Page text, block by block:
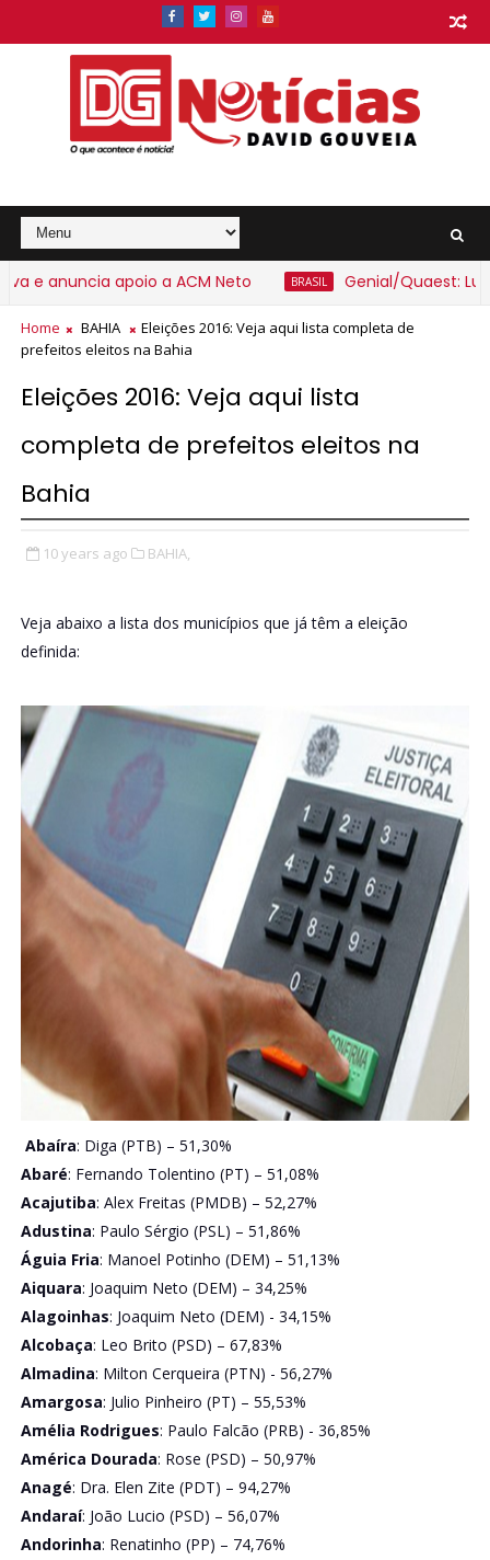
apoio a ACM Neto BRASIL Genial/Quaest: Lula lidera
Home BAHIA
Eleições 2016: Veja aqui lista completa de
prefeitos eleitos na Bahia
Eleições 2016: Veja aqui lista
completa de prefeitos eleitos na
Bahia
10 years ago BAHIA,
Veja abaixo a lista dos municípios que já têm a eleição
definida:
Abaíra: Diga (PTB) – 51,30%
Abaré: Fernando Tolentino (PT) – 51,08%
Acajutiba: Alex Freitas (PMDB) – 52,27%
Adustina: Paulo Sérgio (PSL) – 51,86%
Águia Fria: Manoel Potinho (DEM) – 51,13%
Aiquara: Joaquim Neto (DEM) – 34,25%
Alagoinhas: Joaquim Neto (DEM) - 34,15%
Alcobaça: Leo Brito (PSD) – 67,83%
Almadina: Milton Cerqueira (PTN) - 56,27%
Amargosa: Julio Pinheiro (PT) – 55,53%
Amélia Rodrigues: Paulo Falcão (PRB) - 36,85%
América Dourada: Rose (PSD) – 50,97%
Anagé: Dra. Elen Zite (PDT) – 94,27%
Andaraí: João Lucio (PSD) – 56,07%
Andorinha: Renatinho (PP) – 74,76%